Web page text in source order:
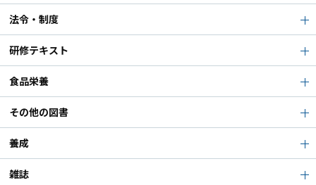
法令・制度
研修テキスト
食品栄養
その他の図書
養成
雑誌